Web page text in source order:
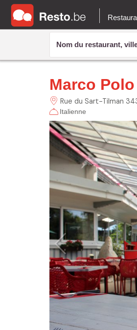
Marco Polo
Rue du Sart-Tilman
Italienne